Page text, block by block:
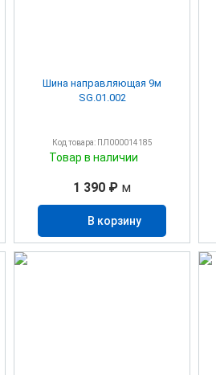
Шина направляющая 9м
SG.01.002
Код товара: ПЛ000014185
Товар в наличии
1 390 ₽ м
В корзину